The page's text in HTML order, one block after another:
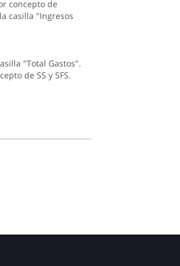
concepto de
casilla "Ingresos
"Total Gastos".
de SS y SFS.